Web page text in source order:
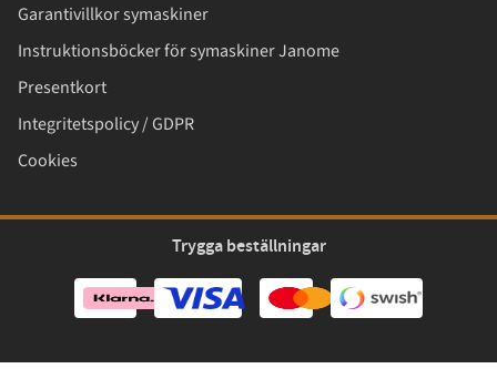
Garantivillkor symaskiner
Instruktionsböcker för symaskiner Janome
Presentkort
Integritetspolicy / GDPR
Cookies
Trygga beställningar